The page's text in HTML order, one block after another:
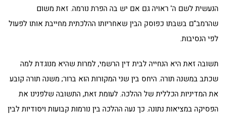
הנעשית לשם ה' ראויה גם אם יש בה הפרת נורמה. זאת משום
שהרמב"ם בשבתו כפוסק הבין שאחריותו ההלכתית מחייבת אותו לפעול
לפי הנסיבות.
תשובה זאת היא הנחייה לבית דין הרשמי, למרות שהיא מנוגדת למה
שכתב במשנה תורה. היחס בין שני המקורות הוא ברור; משנה תורה קובע
את המדיניות הכללית של ההלכה. לעומת זאת, התשובה שלפנינו את
הפסיקה במציאות נתונה. כך נעה ההלכה בין נורמות קבועות ויסודיות לבין